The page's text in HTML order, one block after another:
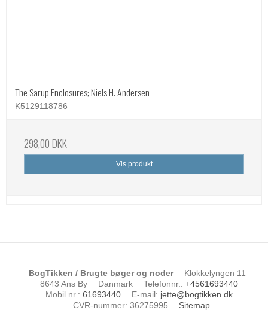
The Sarup Enclosures; Niels H. Andersen
K5129118786
298,00 DKK
Vis produkt
BogTikken / Brugte bøger og noder
Klokkelyngen 11
8643 Ans By
Danmark Telefonnr.: +4561693440
Mobil nr. : 61693440 E-mail: jette@bogtikken.dk
CVR-nummer: 36275995 Sitemap